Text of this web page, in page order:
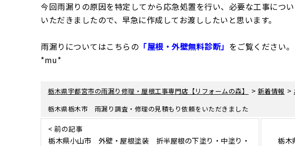
今回雨漏りの原因を特定してから応急処置を行い、必要な工事につ
いただきましたので、早急に作成してお渡ししたいと思います。
雨漏りについてはこちらの 「屋根・外壁無料診断」 をご覧ください。
*mu*
栃木県宇都宮市の雨漏り修理・屋根工事専門店【リフォームの森】 > 新着情報 >
栃木県栃木市 雨漏り調査・修理の見積もり依頼をいただきました
< 前の記事
栃木県小山市 外壁・屋根塗装 折半屋根の下塗り・中塗り・
栃木